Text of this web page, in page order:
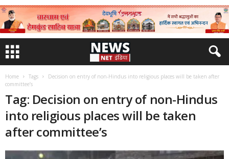
Home Tags
Decision on entry of non-Hindus into religious places will be taken after
committee’s
Tag: Decision on entry of non-Hindus
into religious places will be taken
after committee’s